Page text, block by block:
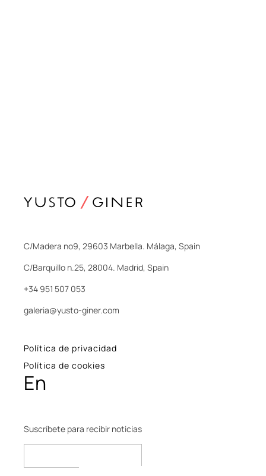
C/Madera nº9, 29603 Marbella. Málaga, Spain
C/Barquillo n.25, 28004. Madrid, Spain
+34 951 507 053
galeria@yusto-giner.com
Política de privacidad
Política de cookies
En
Suscríbete para recibir noticias